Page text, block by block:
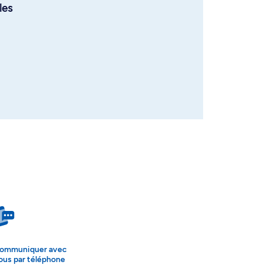
avec
par téléphone